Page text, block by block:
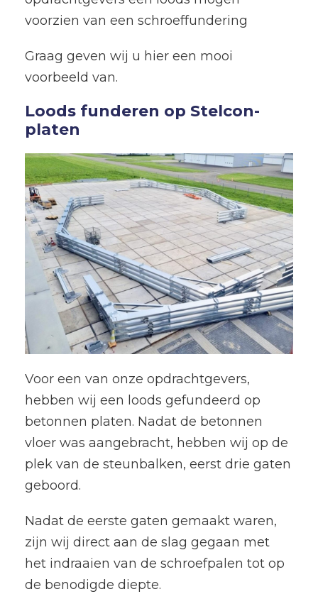
voorzien van een schroeffundering
Graag geven wij u hier een mooi
voorbeeld van.
Loods funderen op Stelcon-
platen
Voor een van onze opdrachtgevers,
hebben wij een loods gefundeerd op
betonnen platen. Nadat de betonnen
vloer was aangebracht, hebben wij op de
plek van de steunbalken, eerst drie gaten
geboord.
Nadat de eerste gaten gemaakt waren,
zijn wij direct aan de slag gegaan met
het indraaien van de schroefpalen tot op
de benodigde diepte.